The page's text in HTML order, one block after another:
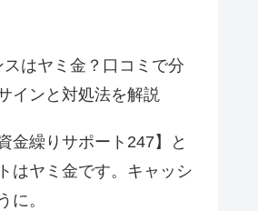
はヤミ金？口コミで分
インと対処法を解説
金繰りサポート247】と
はヤミ金です。キャッシ
に。